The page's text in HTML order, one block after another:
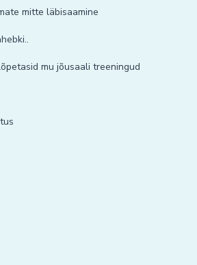
mitte läbisaamine
mu jõusaali treeningud